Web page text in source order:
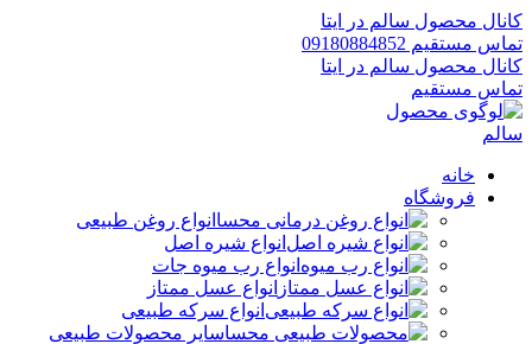
کانال محصول سالم در ایتا
تماس مستقیم 09180884852
کانال محصول سالم در ایتا
تماس مستقیم
خانه
فروشگاه
انواع روغن طبیعی
انواع شیره اصل
انواع رب میوه جات
انواع عسل ممتاز
انواع سرکه طبیعی
سایر محصولات طبیعی